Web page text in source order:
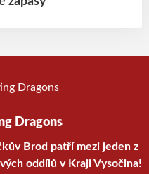
Dragons
Brod patří mezi jeden z
oddílů v Kraji Vysočina!